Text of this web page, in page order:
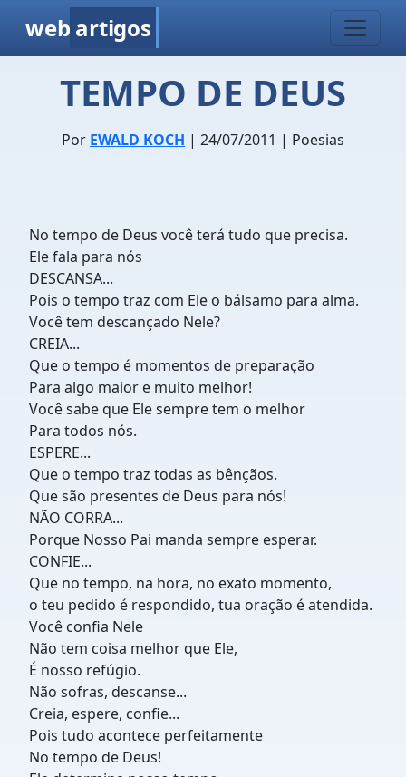
web artigos
TEMPO DE DEUS
Por EWALD KOCH | 24/07/2011 | Poesias
No tempo de Deus você terá tudo que precisa.
Ele fala para nós
DESCANSA...
Pois o tempo traz com Ele o bálsamo para alma.
Você tem descançado Nele?
CREIA...
Que o tempo é momentos de preparação
Para algo maior e muito melhor!
Você sabe que Ele sempre tem o melhor
Para todos nós.
ESPERE...
Que o tempo traz todas as bênçãos.
Que são presentes de Deus para nós!
NÃO CORRA...
Porque Nosso Pai manda sempre esperar.
CONFIE...
Que no tempo, na hora, no exato momento,
o teu pedido é respondido, tua oração é atendida.
Você confia Nele
Não tem coisa melhor que Ele,
É nosso refúgio.
Não sofras, descanse...
Creia, espere, confie...
Pois tudo acontece perfeitamente
No tempo de Deus!